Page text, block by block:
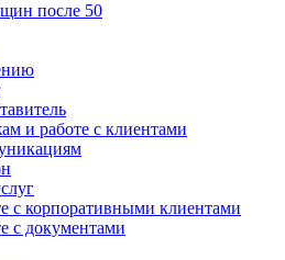
после 50
и работе с клиентами
с корпоративными клиентами
с документами